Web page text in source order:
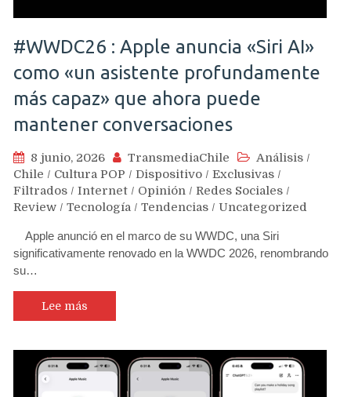
#WWDC26 : Apple anuncia «Siri AI»
como «un asistente profundamente
más capaz» que ahora puede
mantener conversaciones
8 junio, 2026 TransmediaChile Análisis /
Chile / Cultura POP / Dispositivo / Exclusivas /
Filtrados / Internet / Opinión / Redes Sociales /
Review / Tecnología / Tendencias / Uncategorized
Apple anunció en el marco de su WWDC, una Siri
significativamente renovado en la WWDC 2026, renombrando
su…
Lee más